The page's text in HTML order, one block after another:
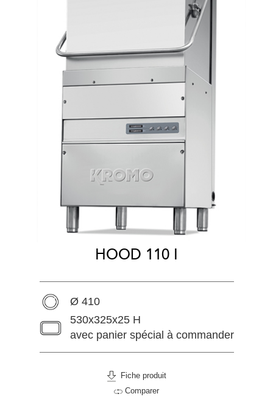
HOOD 110 I
Ø 410
530x325x25 H
avec panier spécial à commander
Fiche produit
Comparer